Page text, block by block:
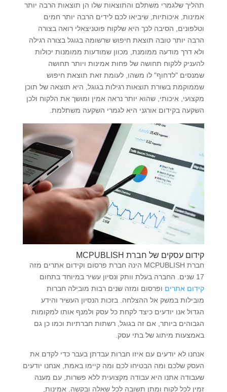
תהליך שלגמרי משתלם והתוצאות שלו הן תוצאות הרבה יותר
אמינות, איכותיות, שיביאו לכם לידים הרבה יותר חמים
וטלפונים, הסיבה לכך היא שלקוח פוטניצאלי רואה בצורה
הרבה יותר טובה תוצאת חיפוש שרשומה בגוגל בצורה רגילה
ולא דרך מודעה ממומנת, מכוון שמודעות ממומנות יכולות
להעניק ללקוח תחושה של פחות אמינות ויותר תחושה
שמנסים "לדחוף" לו משהו, לעומת זאת תוצאת חיפוש
שממוקמת בשורת תוצאות רגילות בגוגל, היא תוצאה של תוכן
מקצועי, איכותי, שהוא יותר נראה אמין ומושך את הלקוח ולכן
השקעה בקידום אורגני היא לגמרי השקעה משתלמת.
קידום עסקים של חברת MCPUBLISH
חברת MCPUBLISH הינה חברת פרסום וקידום אתרים מזה
17 שנים. החברה בעלת וותק ונסיון עשיר במיוחד בתחום
קידום אתרים ופרסום ומזה שנים רבות מובילה חברות
מובילות במשק אל ההצלחה. בזכות הנסיון העשיר והידע
הגדול אנו יודעים כיצד לקחת כל עסק ולמנף אותו למקומות
הגבוהים ביותר, אם זה בגוגל, רשתות חברתיות וכמו כן גם
באמצעות מיתוג של בתי עסק.
אנחנו לא יודעים עם איזו חברות עבדתן בעבר כדי לקדם את
העסק שלכם ומה הבטיחו לכם ומה קיימו באמת, אנחנו יודעים
שעבודה אתנו היא עבודה מקצועית ללא פשרות, עם מענה
זמין לכל לקוח ומתן תשובה לכל שאלה ובקשה. אמינות,